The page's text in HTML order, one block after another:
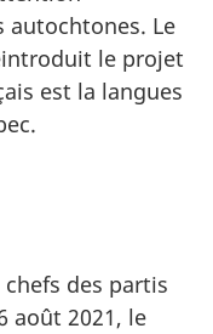
autochtones. Le
le projet
est la langues
des partis
août 2021, le